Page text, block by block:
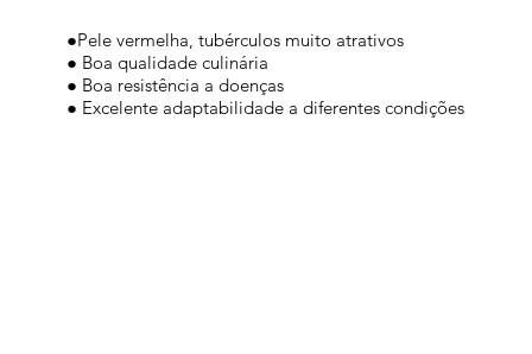
●Pele vermelha, tubérculos muito atrativos
● Boa qualidade culinária
● Boa resistência a doenças
● Excelente adaptabilidade a diferentes condições